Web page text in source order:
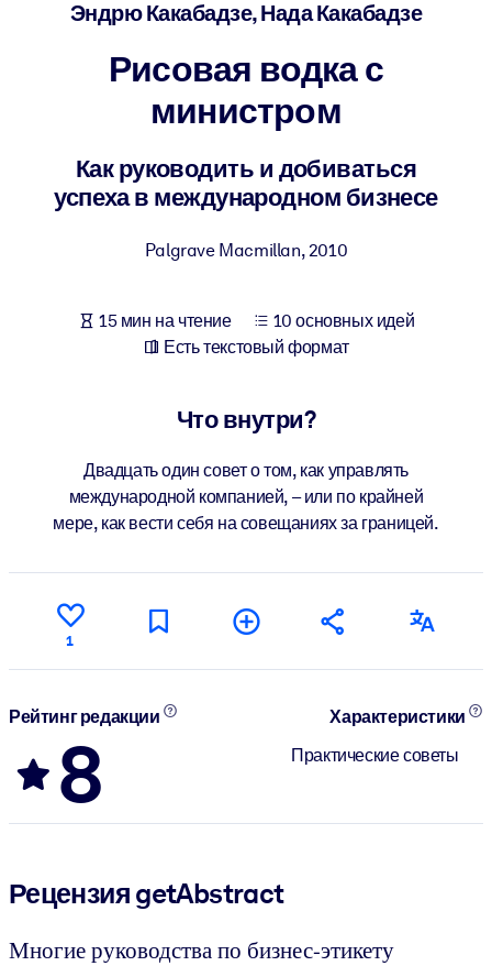
ПО СИСТЕМАМ
Интегрируйте краткие проверенные знания в вашу LMS/LXP для
лучших результатов обучения.
Для корпоративных библиотек
использованию бизнес-знаниями.
Используйте надежные структурированные знания для
Эндрю Какабадзе, Нада Какабадзе
Рисовая водка с
министром
Как руководить и добиваться
успеха в международном бизнесе
Palgrave Macmillan,2010
15 мин на чтение
10 основных идей
Есть текстовый формат
Что внутри?
Двадцать один совет о том, как управлять
международной компанией, – или по крайней
мере, как вести себя на совещаниях за границей.
1
Рейтинг редакции
8
Характеристики
Практические советы
Рецензия getAbstract
Многие руководства по бизнес-этикету